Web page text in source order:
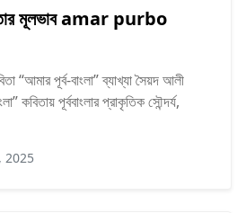
মূলভাব amar purbo
“আমার পূর্ব-বাংলা” ব্যাখ্যা সৈয়দ আলী
কবিতায় পূর্ববাংলার প্রাকৃতিক সৌন্দর্য,
2025